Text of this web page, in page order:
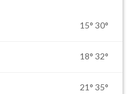
15° 30°
18° 32°
21° 35°